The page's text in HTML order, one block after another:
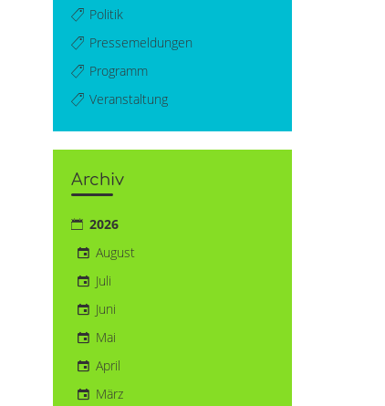
Politik
Pressemeldungen
Programm
Veranstaltung
Archiv
2026
August
Juli
Juni
Mai
April
März